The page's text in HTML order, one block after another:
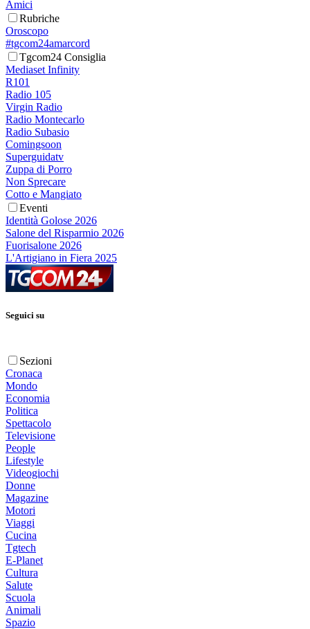
Amici
Rubriche
Oroscopo
#tgcom24amarcord
Tgcom24 Consiglia
Mediaset Infinity
R101
Radio 105
Virgin Radio
Radio Montecarlo
Radio Subasio
Comingsoon
Superguidatv
Zuppa di Porro
Non Sprecare
Cotto e Mangiato
Eventi
Identità Golose 2026
Salone del Risparmio 2026
Fuorisalone 2026
L'Artigiano in Fiera 2025
Seguici su
Sezioni
Cronaca
Mondo
Economia
Politica
Spettacolo
Televisione
People
Lifestyle
Videogiochi
Donne
Magazine
Motori
Viaggi
Cucina
Tgtech
E-Planet
Cultura
Salute
Scuola
Animali
Spazio